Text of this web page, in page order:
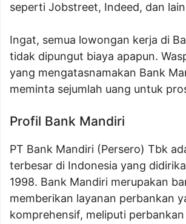
seperti Jobstreet, Indeed, dan
Ingat, semua lowongan kerja di
tidak dipungut biaya apapun.
yang mengatasnamakan Bank
meminta sejumlah uang untuk
Profil Bank Mandiri
PT Bank Mandiri (Persero) Tbk
terbesar di Indonesia yang
1998. Bank Mandiri merupakan
memberikan layanan perbankan
komprehensif, meliputi